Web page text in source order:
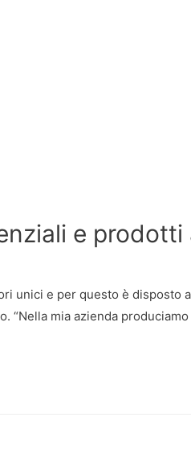
e
unici e per questo è disposto
mia azienda